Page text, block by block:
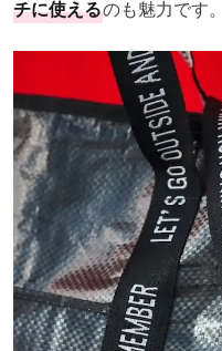
チに使えるのも魅力です。